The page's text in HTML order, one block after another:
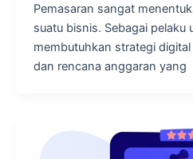
Pemasaran sangat
suatu bisnis. Sebagai pelaku
membutuhkan strategi
dan rencana anggaran yang